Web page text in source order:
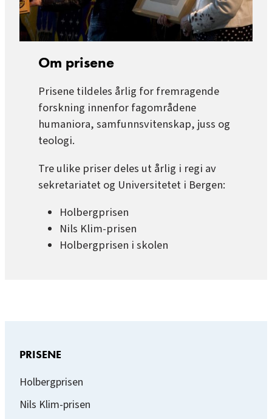
Om prisene
Prisene tildeles årlig for fremragende
forskning innenfor fagområdene
humaniora, samfunnsvitenskap, juss og
teologi.
Tre ulike priser deles ut årlig i regi av
sekretariatet og Universitetet i Bergen:
Holbergprisen
Nils Klim-prisen
Holbergprisen i skolen
PRISENE
Holbergprisen
Nils Klim-prisen